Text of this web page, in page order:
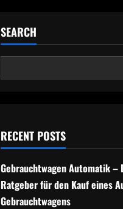
SEARCH
RECENT POSTS
Gebrauchtwagen Automatik –
Ratgeber für den Kauf eines
Gebrauchtwagens